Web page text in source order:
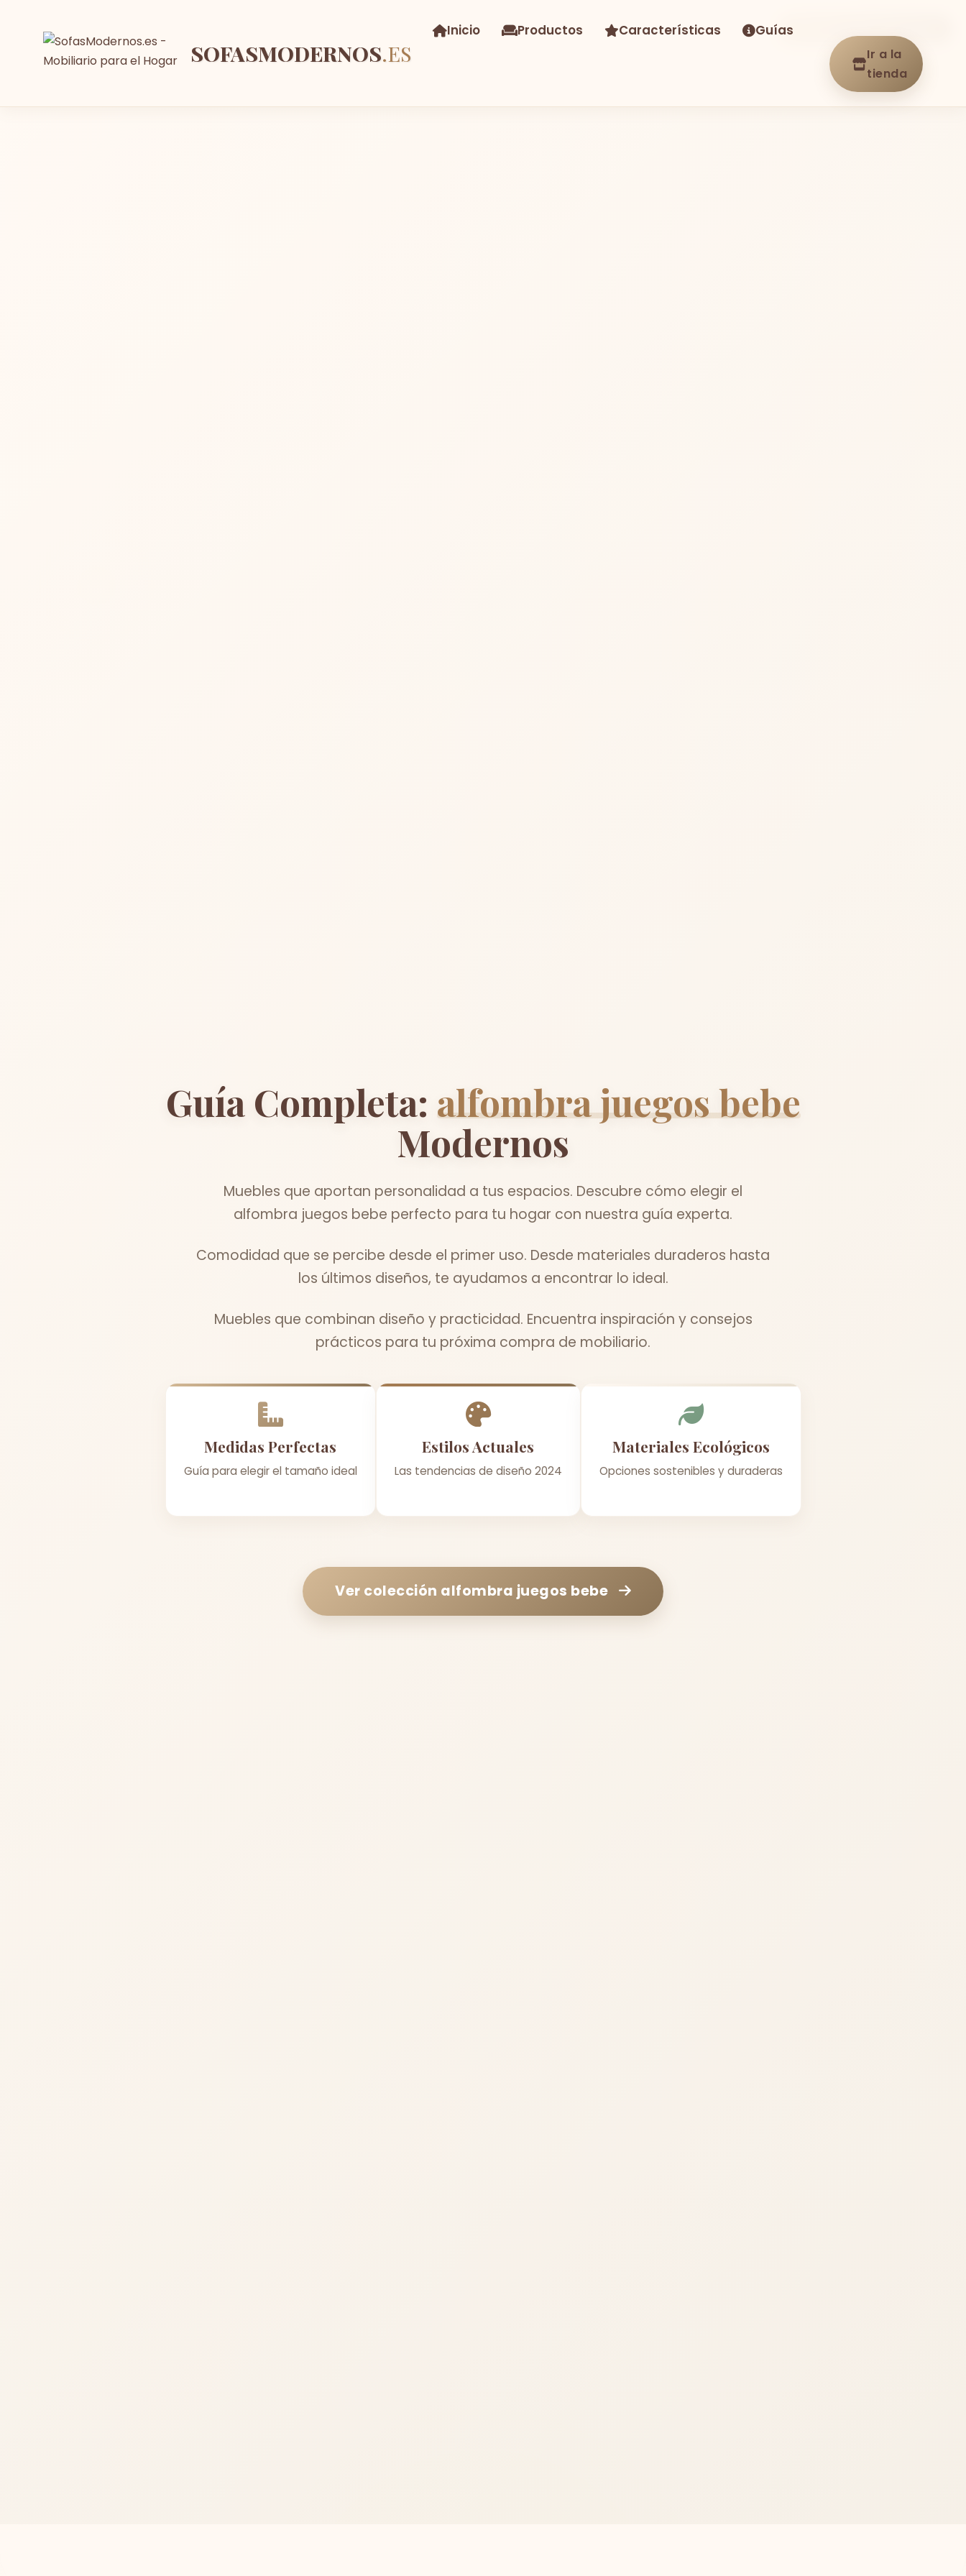
SOFASMODERNOS.ES
Inicio Productos Características Guías
Ir a la
tienda
Guía Completa: alfombra juegos bebe
Modernos
Muebles que aportan personalidad a tus espacios. Descubre cómo elegir el
alfombra juegos bebe perfecto para tu hogar con nuestra guía experta.
Comodidad que se percibe desde el primer uso. Desde materiales duraderos hasta
los últimos diseños, te ayudamos a encontrar lo ideal.
Muebles que combinan diseño y practicidad. Encuentra inspiración y consejos
prácticos para tu próxima compra de mobiliario.
Medidas Perfectas
Guía para elegir el tamaño ideal
Estilos Actuales
Las tendencias de diseño 2024
Materiales Ecológicos
Opciones sostenibles y duraderas
Ver colección alfombra juegos bebe
-30%